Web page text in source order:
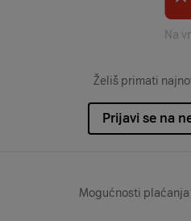
Na
Želiš primati
Prijavi se na
Mogućnosti